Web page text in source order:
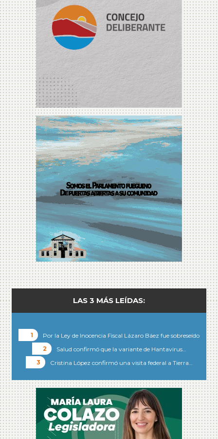
LAS 3 MÁS LEÍDAS:
Por la Ley de Inocencia Fiscal Lázaro Báez fue sobreseído
Salud confirmó que la variante de Hantavirus…
Cristina López confirmó una visita federal a Tierra…